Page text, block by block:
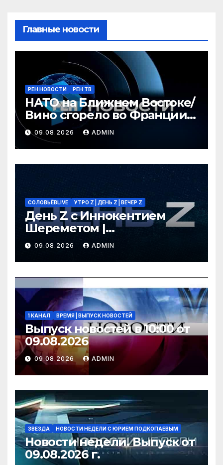
Главные новости
РЕН НОВОСТИ РЕН ТВ
НАТО на Ближнем Востоке/
Вино сгорело во Франции /
Ядовитые пауки в РФ/ РЕН
Новости 12:30, 09.08.2026
09.08.2026 ADMIN
СОЛОВЬЁВLIVE УТРО Z | ДЕНЬ Z | ВЕЧЕР Z
День Z с Иннокентием
Шереметом |
СОЛОВЬЁВLIVE | 9 августа
2026 года
09.08.2026 ADMIN
1 КАНАЛ ВРЕМЯ | ВЫПУСК НОВОСТЕЙ
Выпуск новостей в 10:00 от
09.08.2026
09.08.2026 ADMIN
ЗВЕЗДА НОВОСТИ НЕДЕЛИ С ЮРИЕМ ПОДКОПАЕВЫМ
Новости недели. Выпуск от
09.08.2026 г.